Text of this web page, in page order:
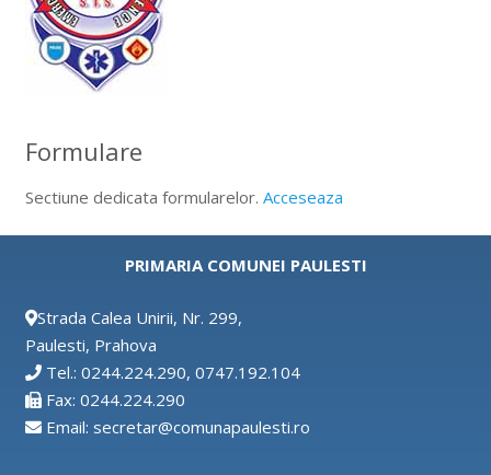
Formulare
Sectiune dedicata formularelor. Acceseaza
PRIMARIA COMUNEI PAULESTI
Strada Calea Unirii, Nr. 299,
Paulesti, Prahova
Tel.: 0244.224.290, 0747.192.104
Fax: 0244.224.290
Email: secretar@comunapaulesti.ro